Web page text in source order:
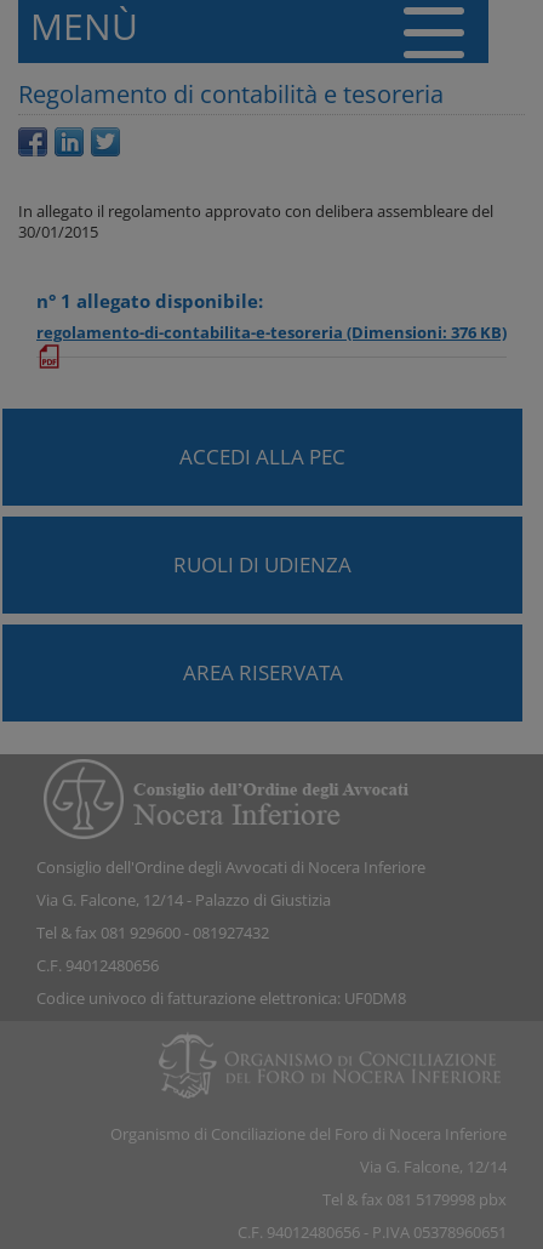
MENÙ
Regolamento di contabilità e tesoreria
In allegato il regolamento approvato con delibera assembleare del
30/01/2015
n° 1 allegato disponibile:
regolamento-di-contabilita-e-tesoreria (Dimensioni: 376 KB)
ACCEDI ALLA PEC
RUOLI DI UDIENZA
AREA RISERVATA
Consiglio dell'Ordine degli Avvocati di Nocera Inferiore
Via G. Falcone, 12/14 - Palazzo di Giustizia
Tel & fax 081 929600 - 081927432
C.F. 94012480656
Codice univoco di fatturazione elettronica: UF0DM8
Organismo di Conciliazione del Foro di Nocera Inferiore
Via G. Falcone, 12/14
Tel & fax 081 5179998 pbx
C.F. 94012480656 - P.IVA 05378960651